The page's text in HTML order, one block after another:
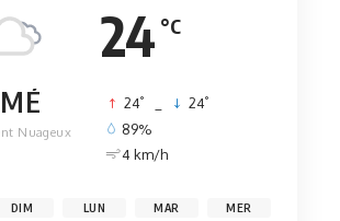
24 °C
Nuageux
24° 24°
89%
4 km/h
DIM LUN MAR MER